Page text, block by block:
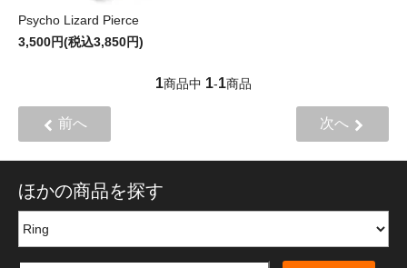
Psycho Lizard Pierce
3,500円(税込3,850円)
1商品中 1-1商品
前へ 次へ
ほかの商品を探す